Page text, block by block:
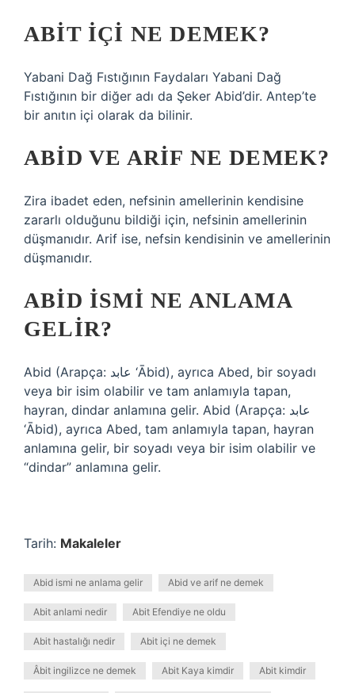
ABIT IÇI NE DEMEK?
Yabani Dağ Fıstığının Faydaları Yabani Dağ
Fıstığının bir diğer adı da Şeker Abid’dir. Antep’te
bir anıtın içi olarak da bilinir.
ABID VE ARIF NE DEMEK?
Zira ibadet eden, nefsinin amellerinin kendisine
zararlı olduğunu bildiği için, nefsinin amellerinin
düşmanıdır. Arif ise, nefsin kendisinin ve amellerinin
düşmanıdır.
ABID ISMI NE ANLAMA
GELIR?
Abid (Arapça: عابد ‘Ābid), ayrıca Abed, bir soyadı
veya bir isim olabilir ve tam anlamıyla tapan,
hayran, dindar anlamına gelir. Abid (Arapça: عابد
‘Ābid), ayrıca Abed, tam anlamıyla tapan, hayran
anlamına gelir, bir soyadı veya bir isim olabilir ve
“dindar” anlamına gelir.
Tarih: Makaleler
Abid ismi ne anlama gelir Abid ve arif ne demek
Abit anlami nedir Abit Efendiye ne oldu
Abit hastalığı nedir Abit içi ne demek
Âbit ingilizce ne demek Abit Kaya kimdir Abit kimdir